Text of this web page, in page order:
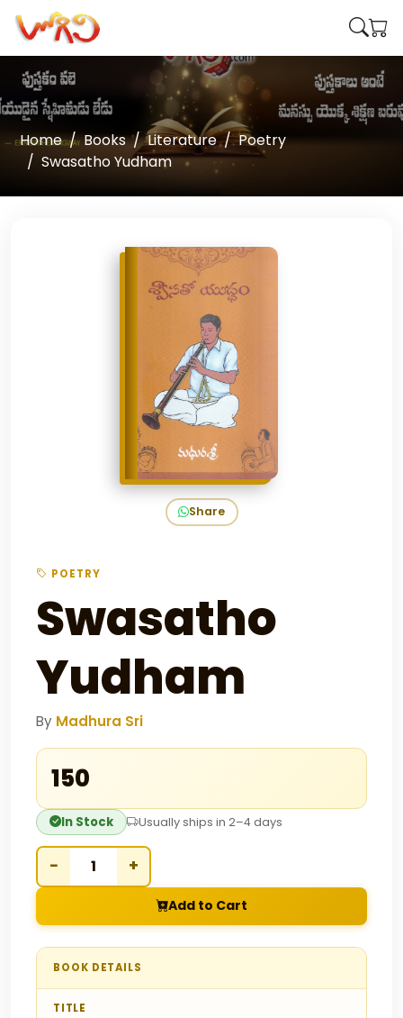
Home Books Literature
Poetry
Swasatho Yudham
Share
POETRY
Swasatho
Yudham
By Madhura Sri
₹150
In Stock Usually ships in 2–4 days
− +
Add to Cart
BOOK DETAILS
TITLE